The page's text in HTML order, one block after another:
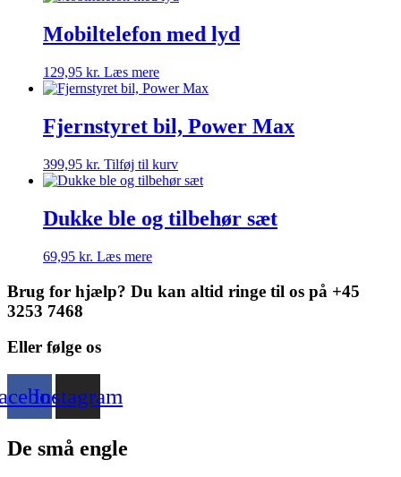
Mobiltelefon med lyd
129,95 kr. Læs mere
Fjernstyret bil, Power Max
399,95 kr. Tilføj til kurv
Dukke ble og tilbehør sæt
69,95 kr. Læs mere
Brug for hjælp? Du kan altid ringe til os på +45
3253 7468
Eller følge os
Instagram
De små engle